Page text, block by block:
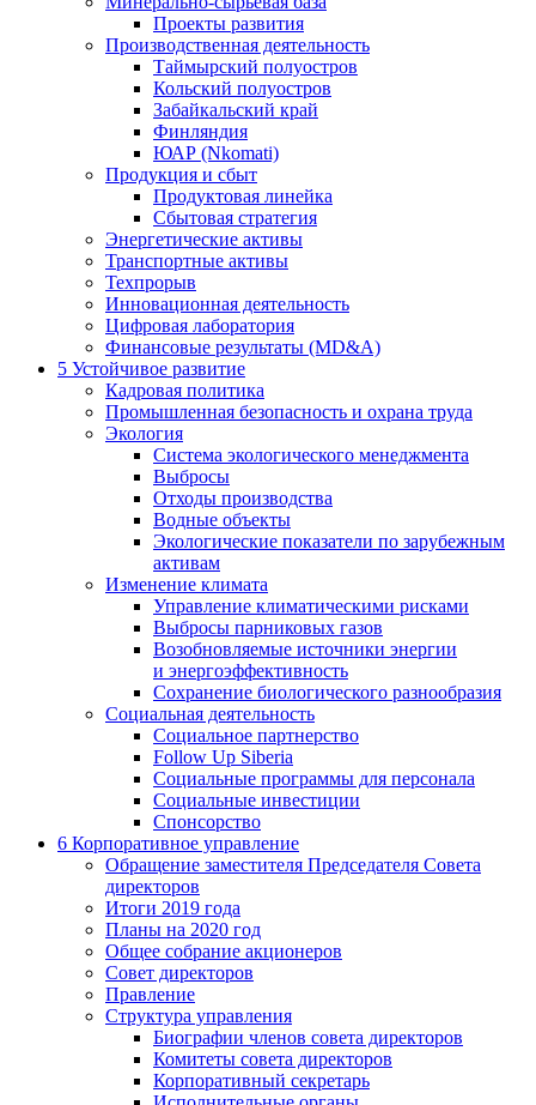
Проекты развития
Производственная деятельность
Таймырский полуостров
Кольский полуостров
Забайкальский край
Финляндия
ЮАР (Nkomati)
Продукция и сбыт
Продуктовая линейка
Сбытовая стратегия
Энергетические активы
Транспортные активы
Техпрорыв
Инновационная деятельность
Цифровая лаборатория
Финансовые результаты (MD&A)
5 Устойчивое развитие
Кадровая политика
Промышленная безопасность и охрана труда
Экология
Система экологического менеджмента
Выбросы
Отходы производства
Водные объекты
Экологические показатели по зарубежным
активам
Изменение климата
Управление климатическими рисками
Выбросы парниковых газов
Возобновляемые источники энергии
и энергоэффективность
Сохранение биологического разнообразия
Социальная деятельность
Социальное партнерство
Follow Up Siberia
Социальные программы для персонала
Социальные инвестиции
Спонсорство
6 Корпоративное управление
Обращение заместителя Председателя Совета
директоров
Итоги 2019 года
Планы на 2020 год
Общее собрание акционеров
Совет директоров
Правление
Структура управления
Биографии членов совета директоров
Комитеты совета директоров
Корпоративный секретарь